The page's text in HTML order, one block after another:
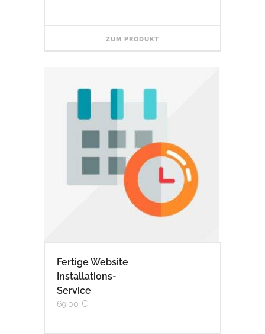
ZUM PRODUKT
Fertige Website
Installations-
Service
69,00 €